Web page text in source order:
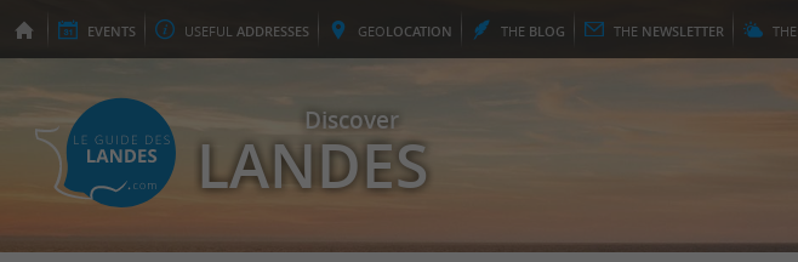
EVENTS USEFUL ADDRESSES GEOLOCATION THE BLOG THE NEWSLETTER THE
Discover
LANDES